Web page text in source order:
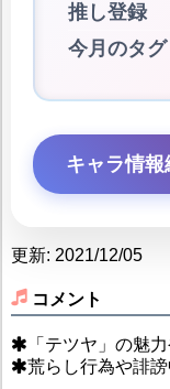
推し登録
今月のタグ
キャラ情報
更新: 2021/12/05
コメント
「テツヤ」の魅
荒らし行為や誹